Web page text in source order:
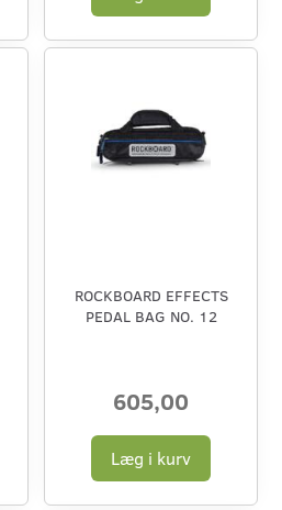
ROCKBOARD EFFECTS
PEDAL BAG NO. 12
605,00
Læg i kurv